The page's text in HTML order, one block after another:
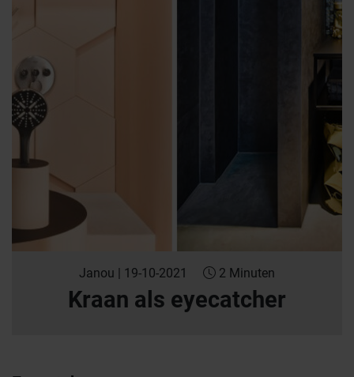
Janou | 19-10-2021 2 Minuten
Kraan als eyecatcher